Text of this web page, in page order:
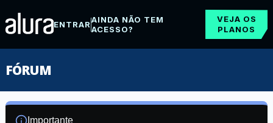
ENTRARAINDA NÃO TEM
ACESSO?
VEJA OS
PLANOS
FÓRUM
Importante